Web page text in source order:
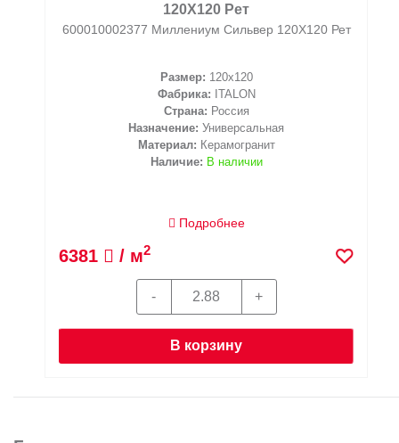
120X120 Рет
600010002377 Миллениум Сильвер 120X120 Рет
Размер: 120x120
Фабрика: ITALON
Страна: Россия
Назначение: Универсальная
Материал: Керамогранит
Наличие: В наличии
Подробнее
6381 / м2
В корзину